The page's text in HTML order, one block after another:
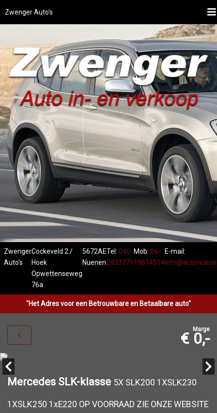
Zwenger Auto's
Zwenger
Auto's
Cockeveld 2 /
Hoek
Opwettenseweg
76a
5672AE
Nuenen
Tel: 040-
2833771
Mob: 06-
19614514
E-mail:
"Het Adres voor een Betrouwbare en Betaalbare auto"
Marge
€ 0,-
Mercedes SLK-klasse 5X SLK200 1XSLK230
1XSLK250 1xE220 OP VOORRAAD ZIE ONZE WEBSITE